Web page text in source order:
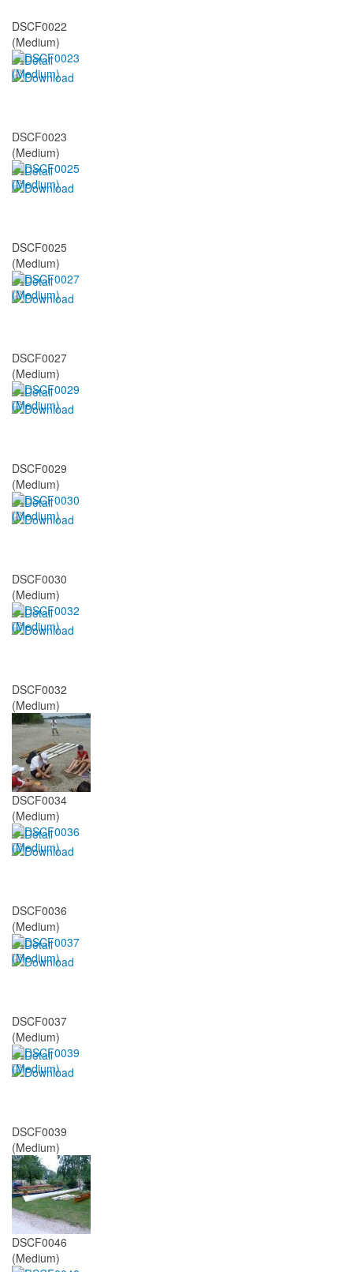
DSCF0022
(Medium)
DSCF0023
(Medium)
DSCF0025
(Medium)
DSCF0027
(Medium)
DSCF0029
(Medium)
DSCF0030
(Medium)
DSCF0032
(Medium)
DSCF0034
(Medium)
DSCF0036
(Medium)
DSCF0037
(Medium)
DSCF0039
(Medium)
DSCF0046
(Medium)